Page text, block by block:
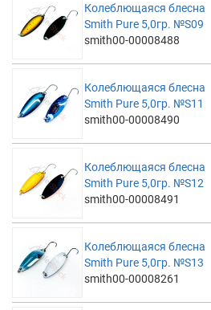
Колеблющаяся блесна
Smith Pure 5,0гр. №S09
smith00-00008488
Колеблющаяся блесна
Smith Pure 5,0гр. №S11
smith00-00008490
Колеблющаяся блесна
Smith Pure 5,0гр. №S12
smith00-00008491
Колеблющаяся блесна
Smith Pure 5,0гр. №S13
smith00-00008261